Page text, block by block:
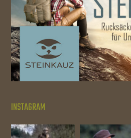
INSTAGRAM